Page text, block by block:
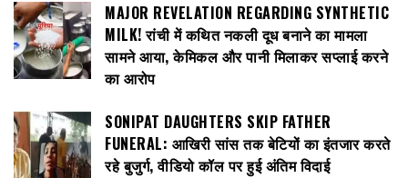
MAJOR REVELATION REGARDING SYNTHETIC
MILK! रांची में कथित नकली दूध बनाने का मामला
सामने आया, केमिकल और पानी मिलाकर सप्लाई करने
का आरोप
SONIPAT DAUGHTERS SKIP FATHER
FUNERAL: आखिरी सांस तक बेटियों का इंतजार करते
रहे बुजुर्ग, वीडियो कॉल पर हुई अंतिम विदाई